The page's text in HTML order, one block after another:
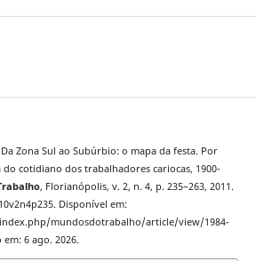
Da Zona Sul ao Subúrbio: o mapa da festa. Por
cotidiano dos trabalhadores cariocas, 1900-
, Florianópolis, v. 2, n. 4, p. 235–263, 2011.
Disponível em:
mundosdotrabalho/article/view/1984-
em: 6 ago. 2026.